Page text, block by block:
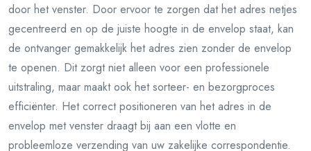
door het venster. Door ervoor te zorgen dat het adres netjes
gecentreerd en op de juiste hoogte in de envelop staat, kan
de ontvanger gemakkelijk het adres zien zonder de envelop
te openen. Dit zorgt niet alleen voor een professionele
uitstraling, maar maakt ook het sorteer- en bezorgproces
efficiënter. Het correct positioneren van het adres in de
envelop met venster draagt bij aan een vlotte en
probleemloze verzending van uw zakelijke correspondentie.